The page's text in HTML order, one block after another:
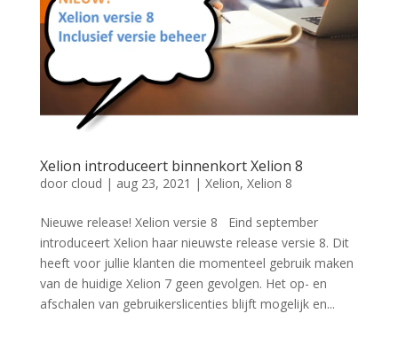
Xelion introduceert binnenkort Xelion 8
door cloud | aug 23, 2021 | Xelion, Xelion 8
Nieuwe release! Xelion versie 8 Eind september
introduceert Xelion haar nieuwste release versie 8. Dit
heeft voor jullie klanten die momenteel gebruik maken
van de huidige Xelion 7 geen gevolgen. Het op- en
afschalen van gebruikerslicenties blijft mogelijk en...